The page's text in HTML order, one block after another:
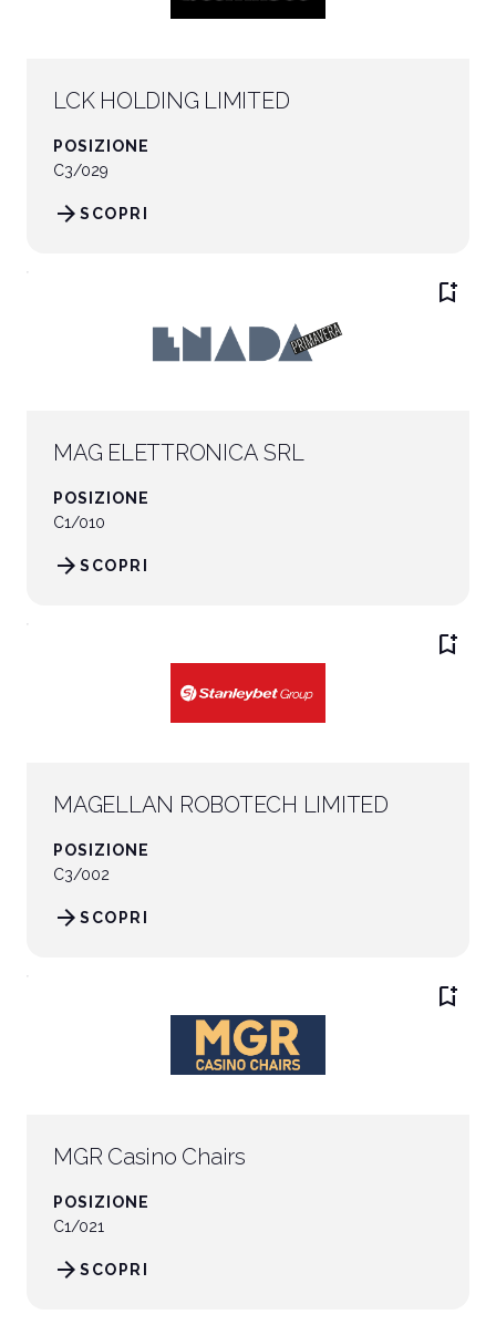
LCK HOLDING LIMITED
POSIZIONE
C3/029
SCOPRI
arrow_forward
bookmark_add
MAG ELETTRONICA SRL
POSIZIONE
C1/010
SCOPRI
arrow_forward
bookmark_add
MAGELLAN ROBOTECH LIMITED
POSIZIONE
C3/002
SCOPRI
arrow_forward
bookmark_add
MGR Casino Chairs
POSIZIONE
C1/021
SCOPRI
arrow_forward